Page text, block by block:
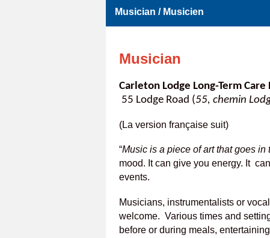
Musician / Musicien
Musician
Carleton Lodge Long-Term
55 Lodge Road (55, chemin
(La version française suit)
“Music is a piece of art that goes in
mood. It can give you energy. It
events.
Musicians, instrumentalists or
welcome. Various times and
before or during meals,